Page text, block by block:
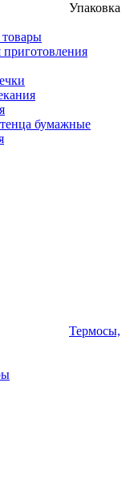
Упаковка
товары
приготовления
бумажные
Термосы,